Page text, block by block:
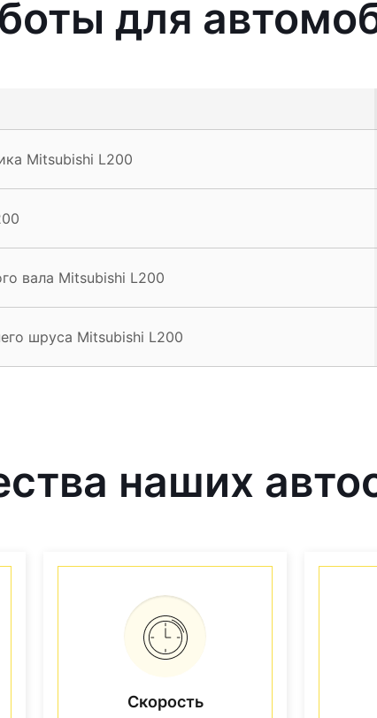
для
Mitsubishi L200
вала Mitsubishi L200
шруса Mitsubishi L200
наших
Скорость